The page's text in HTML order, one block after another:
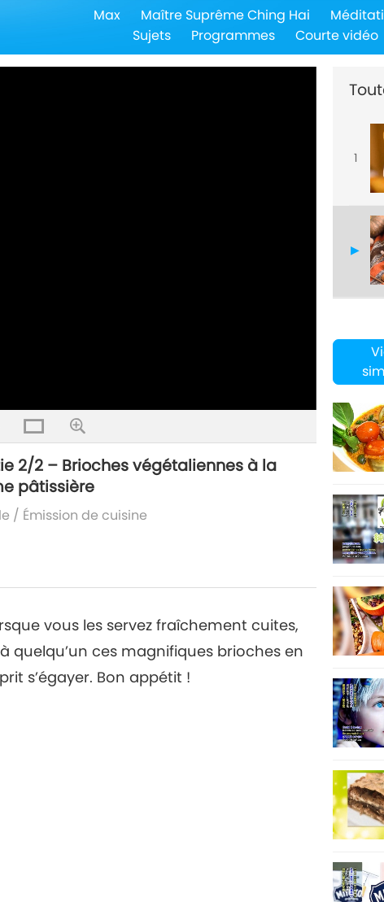
Max Maître Suprême Ching Hai
Sujets
Programmes Courte vidéo
2/2 – Brioches végétaliennes à la
pâtissière
/ Émission de cuisine
vous les servez fraîchement cuites,
quelqu’un ces magnifiques brioches en
s’égayer. Bon appétit !
1